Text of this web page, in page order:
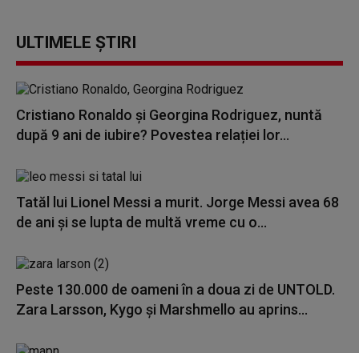
ULTIMELE ȘTIRI
Cristiano Ronaldo și Georgina Rodriguez, nuntă
după 9 ani de iubire? Povestea relației lor...
Tatăl lui Lionel Messi a murit. Jorge Messi avea 68
de ani și se lupta de multă vreme cu o...
Peste 130.000 de oameni în a doua zi de UNTOLD.
Zara Larsson, Kygo și Marshmello au aprins...